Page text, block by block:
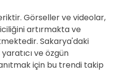
Görseller ve videolar,
artırmakta ve
Sakarya'daki
ve özgün
için bu trendi takip